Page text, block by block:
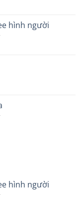
hình người
hình người